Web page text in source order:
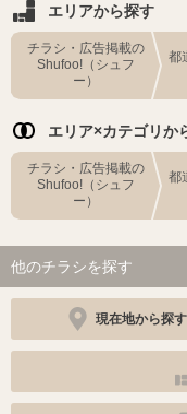
エリアから探す
チラシ・広告掲載の
Shufoo!（シュフ
ー）
都
エリア×カテゴリか
チラシ・広告掲載の
Shufoo!（シュフ
ー）
都
他のチラシを探す
現在地から探す